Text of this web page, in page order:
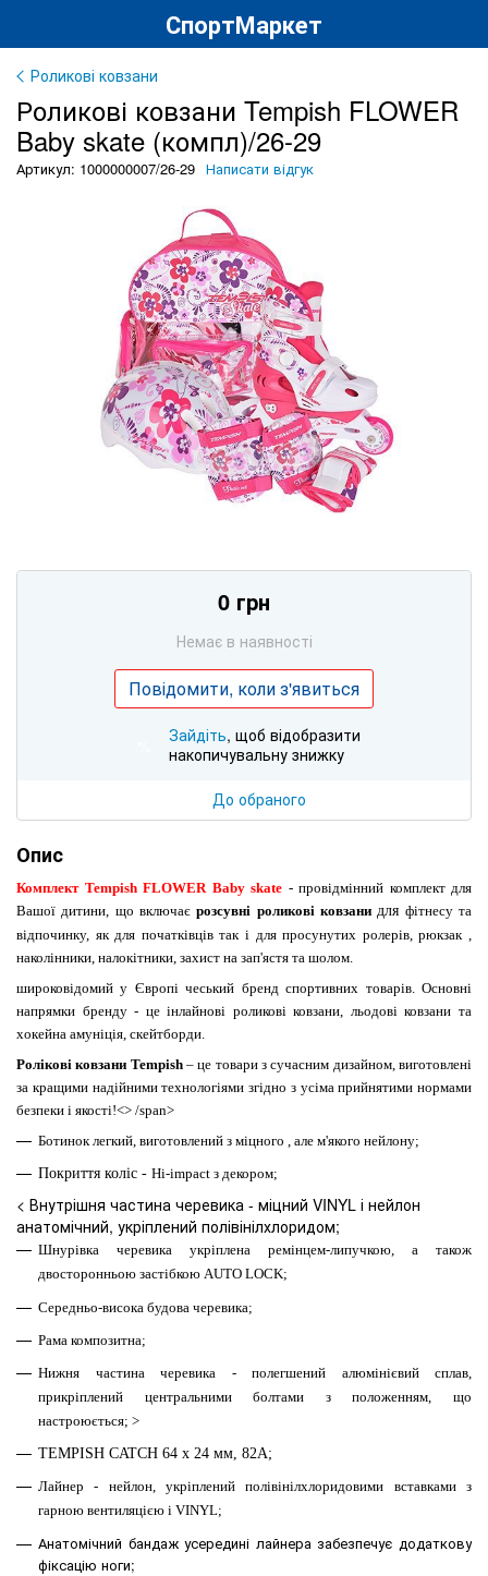
СпортМаркет
Роликові ковзани
Роликові ковзани Tempish FLOWER
Baby skate (компл)/26-29
Артикул: 1000000007/26-29 Написати відгук
0 грн
Немає в наявності
Повідомити, коли з'явиться
Зайдіть, щоб відобразити
накопичувальну знижку
До обраного
Опис
Комплект Tempish FLOWER Baby skate - провідмінний комплект для
Вашої дитини, що включаєрозсувні роликові ковзани для фітнесу та
відпочинку, як для початківців так і для просунутих ролерів, рюкзак ,
наколінники, налокітники, захист на зап'ястя та шолом.
широковідомий у Європі чеський бренд спортивних товарів. Основні
напрямки бренду - це інлайнові роликові ковзани , льодові ковзани та
хокейна амуніція, скейтборди.
Ролікові ковзани Tempish– це товари з сучасним дизайном, виготовлені
за кращими надійними технологіями згідно з усіма прийнятими нормами
безпеки і якості!<> /span>
Ботинок легкий, виготовлений з міцного , але м'якого нейлону;
Покриття коліс - Hi-impact з декором;
< Внутрішня частина черевика - міцний VINYL і нейлон
анатомічний, укріплений полівінілхлоридом;
Шнурівка черевика укріплена ремінцем-липучкою, а також
двосторонньою застібкою AUTO LOCK;
Середньо-висока будова черевика;
Рама композитна;
Нижня частина черевика - полегшений алюмінієвий сплав,
прикріплений центральними болтами з положенням, що
настроюється; >
TEMPISH CATCH 64 х 24 мм, 82A;
Лайнер - нейлон, укріплений полівінілхлоридовими вставками з
гарною вентиляцією і VINYL;
Анатомічний бандаж усередині лайнера забезпечує додаткову
фіксацію ноги;